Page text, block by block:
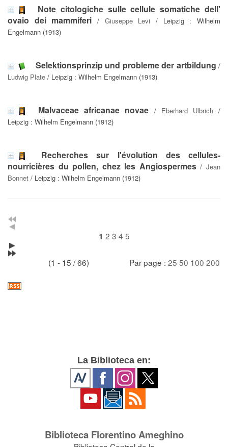
Note citologiche sulle cellule somatiche dell'
ovaio dei mammiferi / Giuseppe Levi / Leipzig : Wilhelm
Engelmann (1913)
Selektionsprinzip und probleme der artbildung /
Ludwig Plate / Leipzig : Wilhelm Engelmann (1913)
Malvaceae africanae novae / Eberhard Ulbrich/
Leipzig : Wilhelm Engelmann (1912)
Recherches sur l'évolution des cellules-
nourricières du pollen, chez les Angiospermes/Jean
Bonnet / Leipzig : Wilhelm Engelmann (1912)
1 2 3 4 5
(1 - 15 / 66) Par page : 25 50 100 200
La Biblioteca en:
Biblioteca Florentino Ameghino